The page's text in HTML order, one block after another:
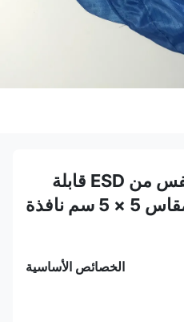
ملابس آمنة قابلة للتنفس من ESD قابلة
للتنفس ، قبعة ESD مقاس 5 × 5 سم نافذة
الخصائص الأساسية